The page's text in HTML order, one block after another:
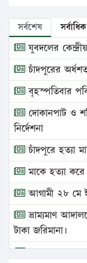
সর্বশেষ
যুবদলের
চাঁদপুরের
বৃহস্পতিবার
দোকানপাট ও
নির্দেশনা
চাঁদপুরে হত্যা
মাকে হত্যা করে
আগামী ২৮ মে
ভ্রাম্যমাণ
টাকা জরিমানা।
এবার লঞ্চের